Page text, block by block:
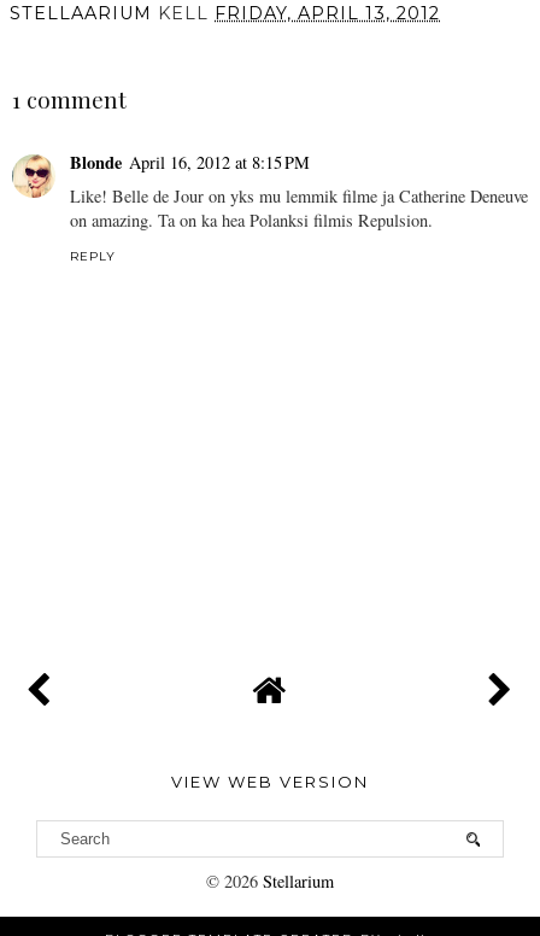
STELLAARIUM KELL FRIDAY, APRIL 13, 2012
1 comment
Blonde April 16, 2012 at 8:15 PM
Like! Belle de Jour on yks mu lemmik filme ja Catherine Deneuve
on amazing. Ta on ka hea Polanksi filmis Repulsion.
REPLY
VIEW WEB VERSION
© 2026 Stellarium